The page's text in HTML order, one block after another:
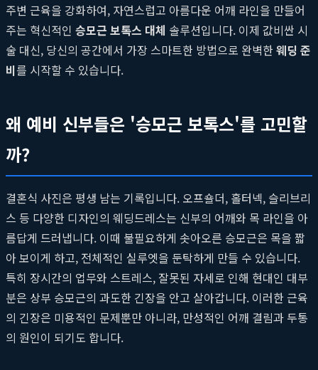
주변 근육을 강화하여, 자연스럽고 아름다운 어깨 라인을 만들어
주는 혁신적인 승모근 보톡스 대체 솔루션입니다. 이제 값비싼 시
술 대신, 당신의 공간에서 가장 스마트한 방법으로 완벽한웨딩 준
비를 시작할 수 있습니다.
왜 예비 신부들은 '승모근 보톡스'를 고민할
까?
결혼식 사진은 평생 남는 기록입니다. 오프숄더, 홀터넥, 슬리브리
스 등 다양한 디자인의 웨딩드레스는 신부의 어깨와 목 라인을 아
름답게 드러냅니다. 이때 불필요하게 솟아오른 승모근은 목을 짧
아 보이게 하고, 전체적인 실루엣을 둔탁하게 만들 수 있습니다.
특히 장시간의 업무와 스트레스, 잘못된 자세로 인해 현대인 대부
분은 상부 승모근의 과도한 긴장을 안고 살아갑니다. 이러한 근육
의 긴장은 미용적인 문제뿐만 아니라, 만성적인 어깨 결림과 두통
의 원인이 되기도 합니다.